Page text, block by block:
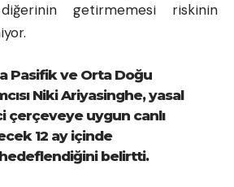
getirmemesi riskinin
Pasifik ve Orta Doğu
Niki Ariyasinghe, yasal
çerçeveye uygun canlı
12 ay içinde
hedeflendiğini belirtti.